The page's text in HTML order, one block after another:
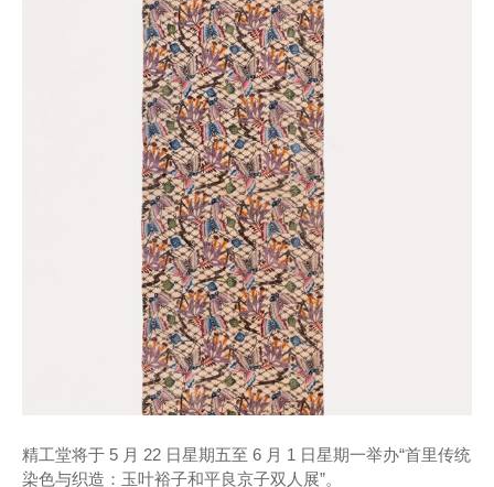
精工堂将于 5 月 22 日星期五至 6 月 1 日星期一举办“首里传统
染色与织造：玉叶裕子和平良京子双人展”。